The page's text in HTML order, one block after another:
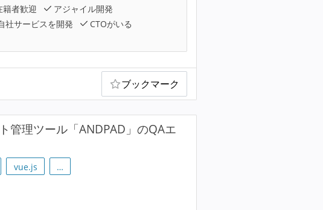
籍者歓迎
アジャイル開発
社サービスを開発
CTOがいる
ブックマーク
管理ツール「ANDPAD」のQAエ
vue.js …